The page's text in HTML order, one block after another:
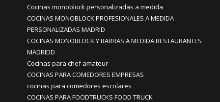
Cocinas monoblock personalizadas a medida
COCINAS MONOBLOCK PROFESIONALES A MEDIDA
PERSONALIZADAS MADRID
COCINAS MONOBLOCK Y BARRAS A MEDIDA RESTAURANTES
MADRIDD
Cocinas para chef amateur
COCINAS PARA COMEDORES EMPRESAS
cocinas para comedores escolares
COCINAS PARA FOODTRUCKS FOOD TRUCK